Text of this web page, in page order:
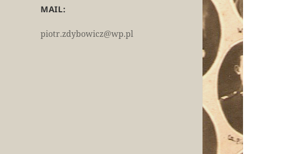
MAIL:
piotr.zdybowicz@wp.pl